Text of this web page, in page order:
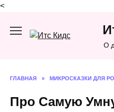
<
содержанию
О
ГЛАВНАЯ » МИКРОСКАЗКИ ДЛЯ
Про Самую